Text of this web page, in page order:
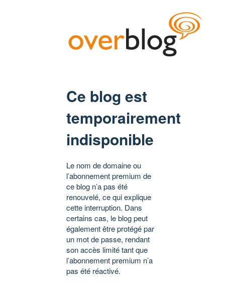
Ce blog est
temporairement
indisponible
Le nom de domaine ou
l’abonnement premium de
ce blog n’a pas été
renouvelé, ce qui explique
cette interruption. Dans
certains cas, le blog peut
également être protégé par
un mot de passe, rendant
son accès limité tant que
l’abonnement premium n’a
pas été réactivé.